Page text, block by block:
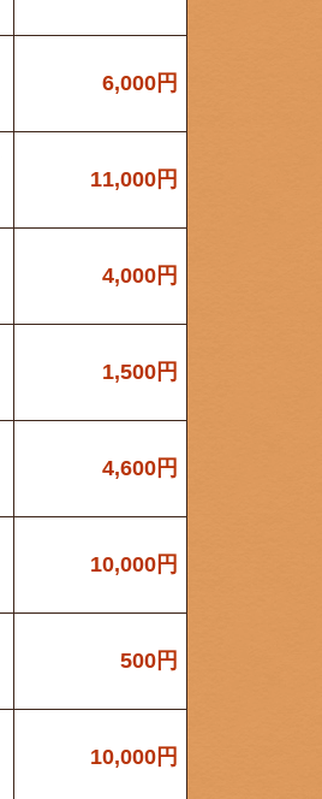
6,000円
11,000円
4,000円
1,500円
4,600円
10,000円
500円
10,000円